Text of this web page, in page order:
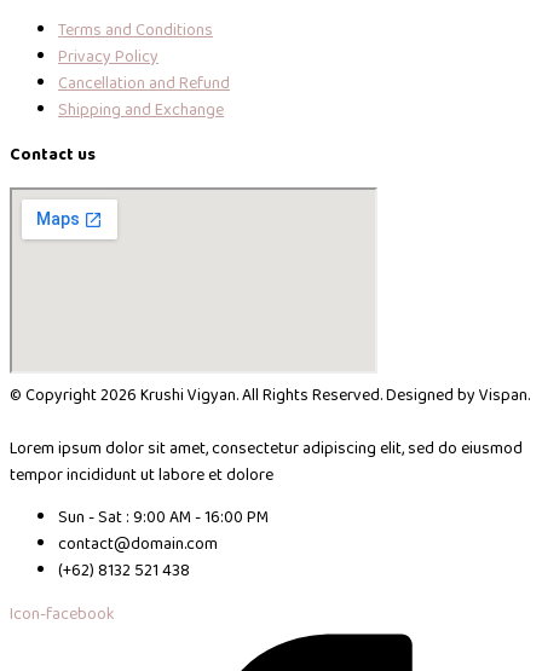
Terms and Conditions
Privacy Policy
Cancellation and Refund
Shipping and Exchange
Contact us
© Copyright 2026 Krushi Vigyan. All Rights Reserved. Designed by Vispan.
Lorem ipsum dolor sit amet, consectetur adipiscing elit, sed do eiusmod
tempor incididunt ut labore et dolore
Sun - Sat : 9:00 AM - 16:00 PM
contact@domain.com
(+62) 8132 521 438
Icon-facebook